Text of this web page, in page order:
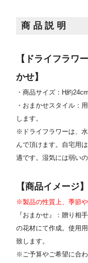
商品説明
【ドライフラワ
かせ】
・商品サイズ：H約
・おまかせスタイル：
します。
※ドライフラワーは、
んで頂けます。自宅用
適です。湿気には弱い
【商品イメージ】
※製品の性質上、季節
『おまかせ』：贈り相
の花材にて作成。使用
致します。
※ご予算やご希望に合